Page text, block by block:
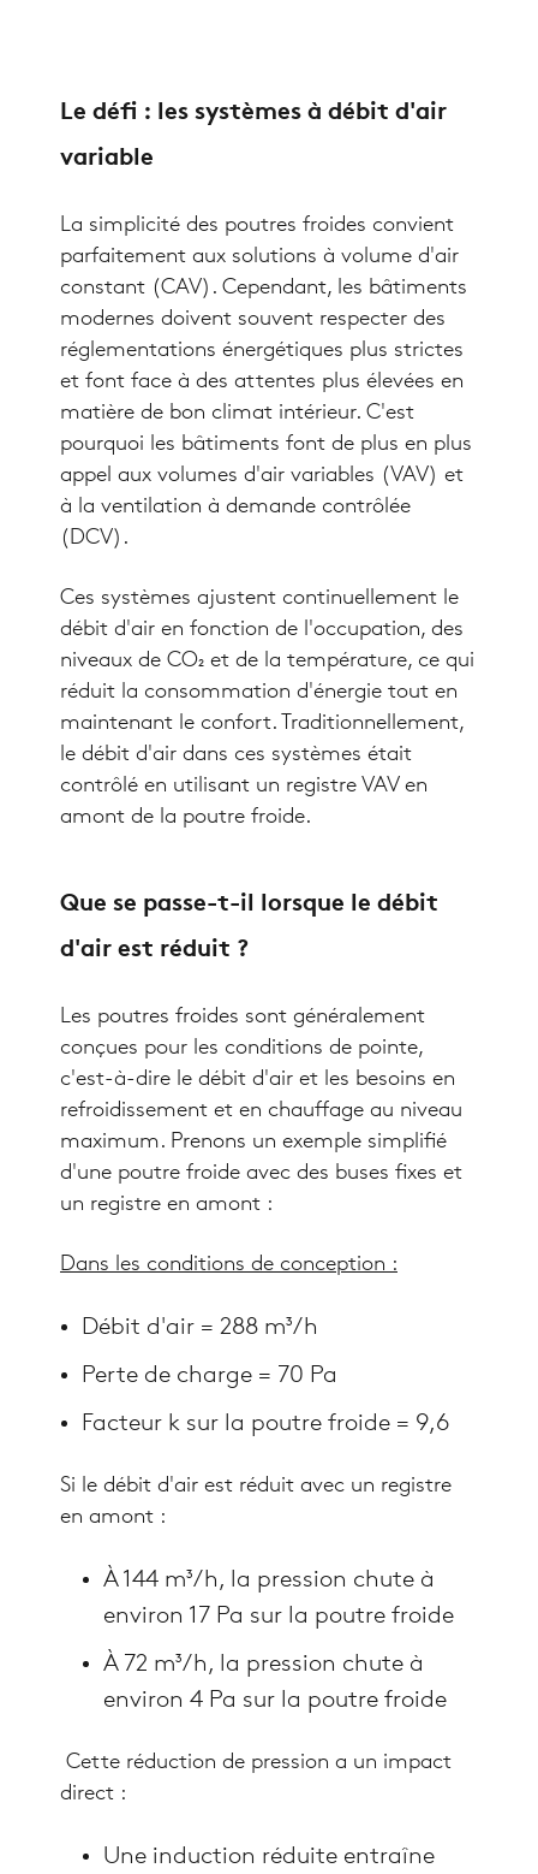
Le défi : les systèmes à débit d'air
variable
La simplicité des poutres froides convient
parfaitement aux solutions à volume d'air
constant (CAV). Cependant, les bâtiments
modernes doivent souvent respecter des
réglementations énergétiques plus strictes
et font face à des attentes plus élevées en
matière de bon climat intérieur. C'est
pourquoi les bâtiments font de plus en plus
appel aux volumes d'air variables (VAV) et
à la ventilation à demande contrôlée
(DCV).
Ces systèmes ajustent continuellement le
débit d'air en fonction de l'occupation, des
niveaux de CO₂ et de la température, ce qui
réduit la consommation d'énergie tout en
maintenant le confort. Traditionnellement,
le débit d'air dans ces systèmes était
contrôlé en utilisant un registre VAV en
amont de la poutre froide.
Que se passe-t-il lorsque le débit
d'air est réduit ?
Les poutres froides sont généralement
conçues pour les conditions de pointe,
c'est-à-dire le débit d'air et les besoins en
refroidissement et en chauffage au niveau
maximum. Prenons un exemple simplifié
d'une poutre froide avec des buses fixes et
un registre en amont :
Dans les conditions de conception :
Débit d'air = 288 m³/h
Perte de charge = 70 Pa
Facteur k sur la poutre froide = 9,6
Si le débit d'air est réduit avec un registre
en amont :
À 144 m³/h, la pression chute à
environ 17 Pa sur la poutre froide
À 72 m³/h, la pression chute à
environ 4 Pa sur la poutre froide
Cette réduction de pression a un impact
direct :
Une induction réduite entraîne